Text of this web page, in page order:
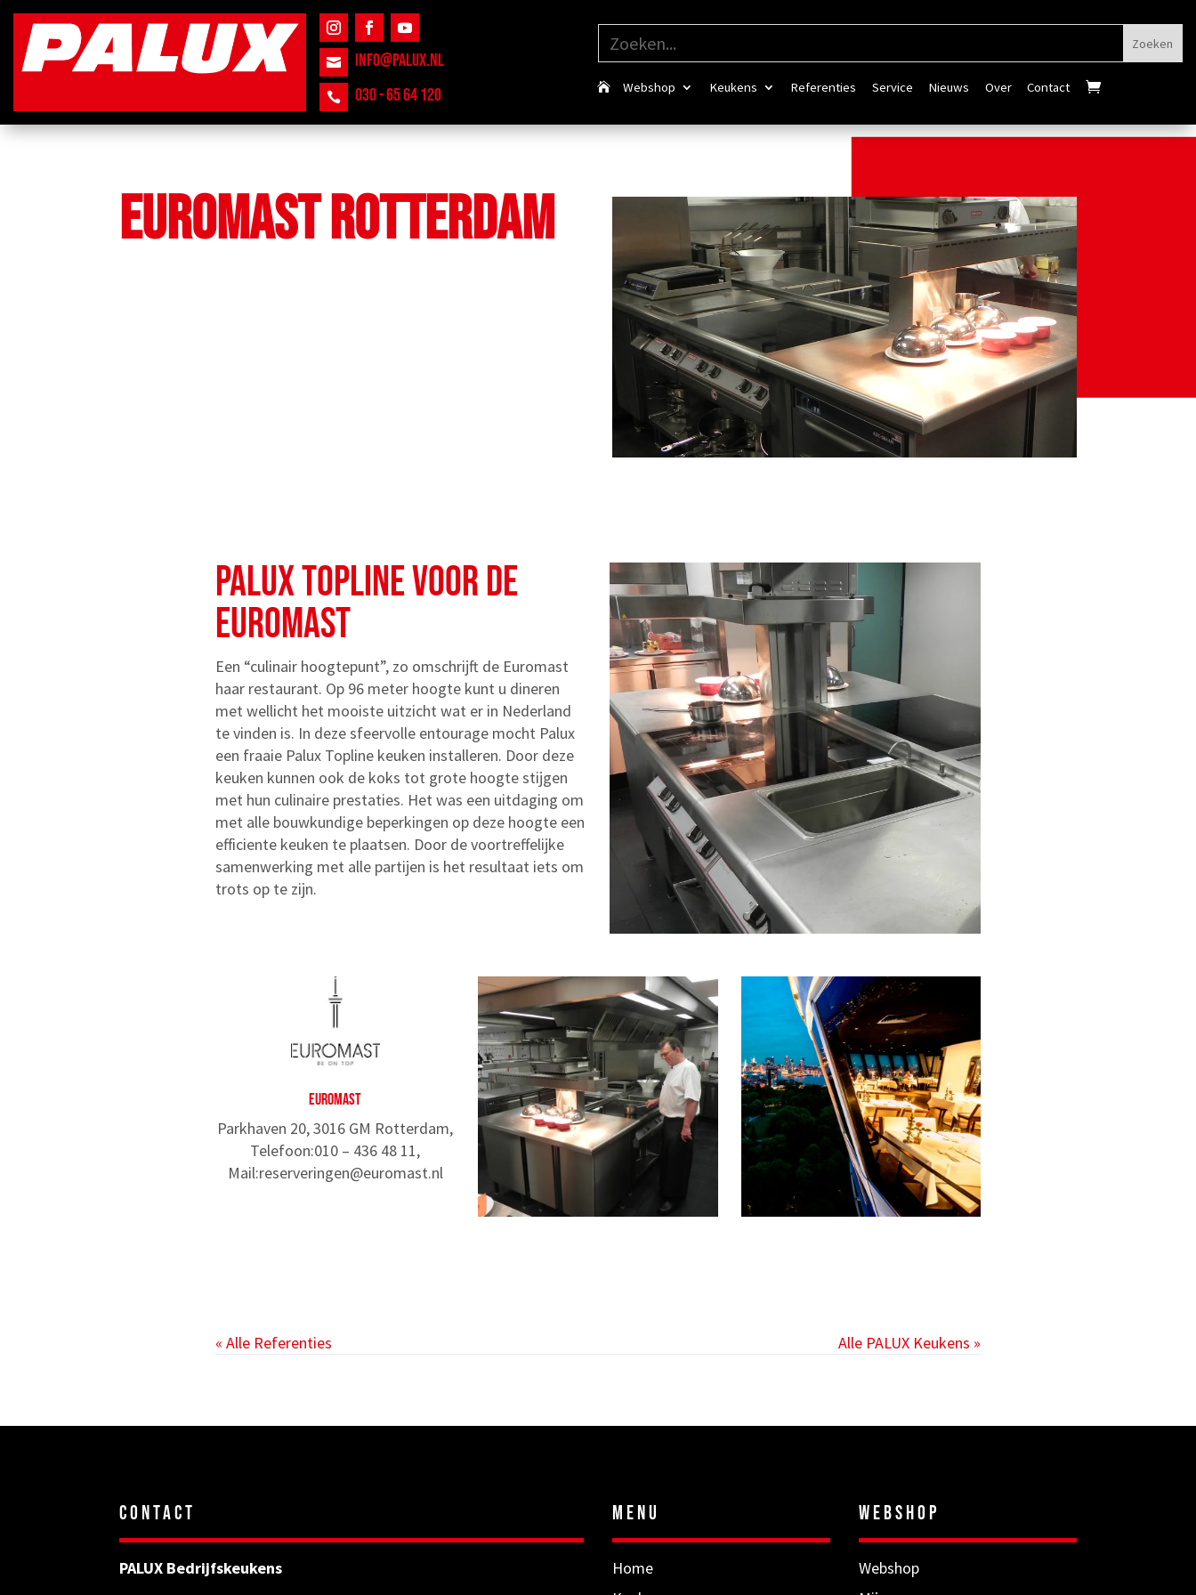
 INFO@PALUX.NL
 030 - 65 64 120 Webshop Keukens Referenties Service Nieuws Over Contact
EUROMAST ROTTERDAM
PALUX TOPLINE VOOR DE
EUROMAST
Een “culinair hoogtepunt”, zo omschrijft de Euromast
haar restaurant. Op 96 meter hoogte kunt u dineren
met wellicht het mooiste uitzicht wat er in Nederland
te vinden is. In deze sfeervolle entourage mocht Palux
een fraaie Palux Topline keuken installeren. Door deze
keuken kunnen ook de koks tot grote hoogte stijgen
met hun culinaire prestaties. Het was een uitdaging om
met alle bouwkundige beperkingen op deze hoogte een
efficiente keuken te plaatsen. Door de voortreffelijke
samenwerking met alle partijen is het resultaat iets om
trots op te zijn.
EUROMAST
Parkhaven 20, 3016 GM Rotterdam,
Telefoon:010 – 436 48 11,
Mail:reserveringen@euromast.nl
« Alle Referenties Alle PALUX Keukens »
CONTACT
PALUX Bedrijfskeukens
MENU
Home
WEBSHOP
Webshop